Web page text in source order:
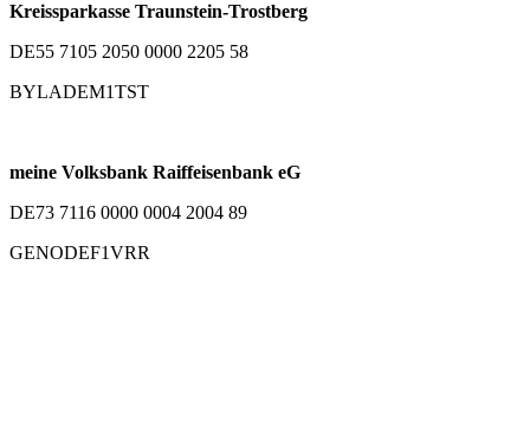
Kreissparkasse Traunstein-Trostberg
DE55 7105 2050 0000 2205 58
BYLADEM1TST
meine Volksbank Raiffeisenbank eG
DE73 7116 0000 0004 2004 89
GENODEF1VRR